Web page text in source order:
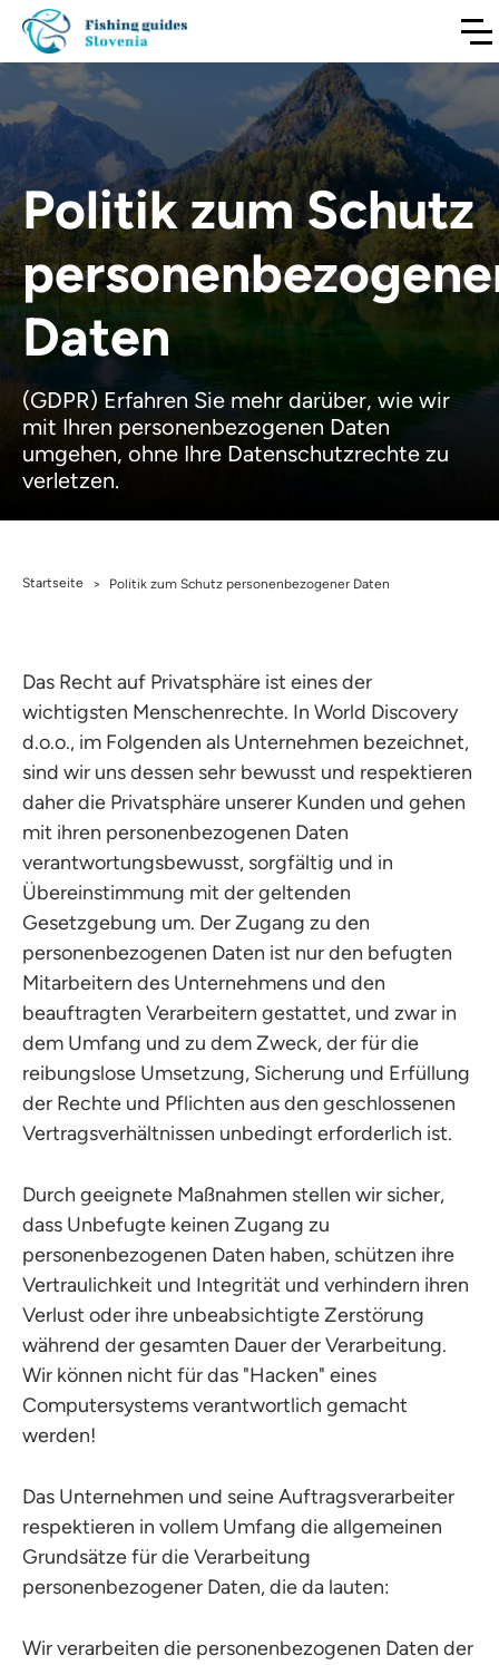
Politik zum Schutz
Daten
(GDPR) Erfahren Sie mehr darüber, wie wir
mit Ihren personenbezogenen Daten
umgehen, ohne Ihre Datenschutzrechte zu
verletzen.
Startseite > Politik zum Schutz personenbezogener Daten
Das Recht auf Privatsphäre ist eines der
wichtigsten Menschenrechte. In World Discovery
d.o.o., im Folgenden als Unternehmen bezeichnet,
sind wir uns dessen sehr bewusst und respektieren
daher die Privatsphäre unserer Kunden und gehen
mit ihren personenbezogenen Daten
verantwortungsbewusst, sorgfältig und in
Übereinstimmung mit der geltenden
Gesetzgebung um. Der Zugang zu den
personenbezogenen Daten ist nur den befugten
Mitarbeitern des Unternehmens und den
beauftragten Verarbeitern gestattet, und zwar in
dem Umfang und zu dem Zweck, der für die
reibungslose Umsetzung, Sicherung und Erfüllung
der Rechte und Pflichten aus den geschlossenen
Vertragsverhältnissen unbedingt erforderlich ist.
Durch geeignete Maßnahmen stellen wir sicher,
dass Unbefugte keinen Zugang zu
personenbezogenen Daten haben, schützen ihre
Vertraulichkeit und Integrität und verhindern ihren
Verlust oder ihre unbeabsichtigte Zerstörung
während der gesamten Dauer der Verarbeitung.
Wir können nicht für das "Hacken" eines
Computersystems verantwortlich gemacht
werden!
Das Unternehmen und seine Auftragsverarbeiter
respektieren in vollem Umfang die allgemeinen
Grundsätze für die Verarbeitung
personenbezogener Daten, die da lauten:
Wir verarbeiten die personenbezogenen Daten der